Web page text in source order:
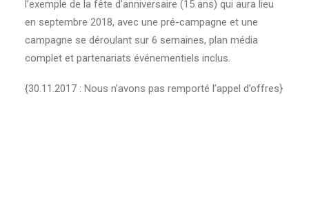
l’exemple de la fête d’anniversaire (15 ans) qui aura lieu
en septembre 2018, avec une pré-campagne et une
campagne se déroulant sur 6 semaines, plan média
complet et partenariats événementiels inclus.
{30.11.2017 : Nous n’avons pas remporté l’appel d’offres}